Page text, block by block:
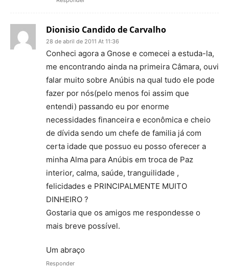
Dionisio Candido de Carvalho
28 de abril de 2011 At 11:36
Conheci agora a Gnose e comecei a estuda-la,
me encontrando ainda na primeira Câmara, ouvi
falar muito sobre Anúbis na qual tudo ele pode
fazer por nós(pelo menos foi assim que
entendi) passando eu por enorme
necessidades financeira e econômica e cheio
de dívida sendo um chefe de familia já com
certa idade que possuo eu posso oferecer a
minha Alma para Anúbis em troca de Paz
interior, calma, saúde, tranguilidade ,
felicidades e PRINCIPALMENTE MUITO
DINHEIRO ?
Gostaria que os amigos me respondesse o
mais breve possível.
Um abraço
Responder